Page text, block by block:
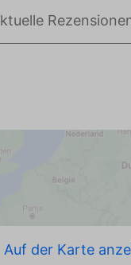
Auf der Karte